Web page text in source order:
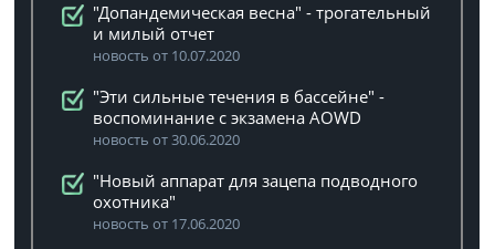
"Допандемическая весна" - трогательный
и милый отчет
новость от 10.07.2020
"Эти сильные течения в бассейне" -
воспоминание с экзамена AOWD
новость от 30.06.2020
"Новый аппарат для зацепа подводного
охотника"
новость от 17.06.2020